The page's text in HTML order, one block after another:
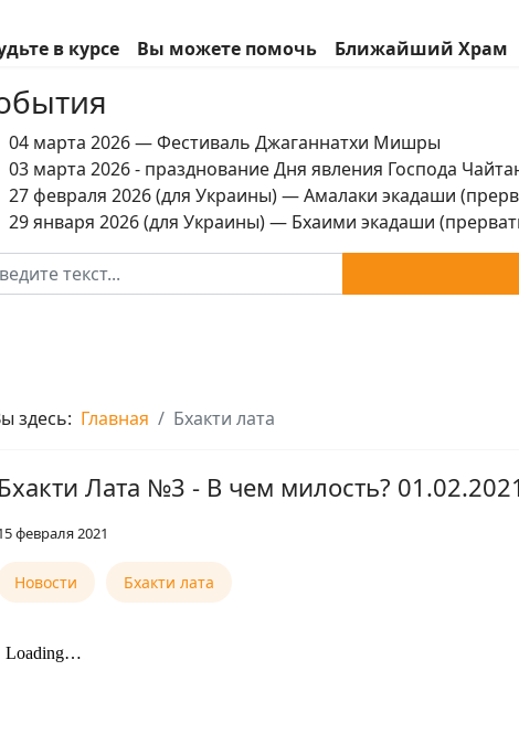
в курсе Вы можете помочь Ближайший Храм
04 марта 2026 — Фестиваль Джаганнатхи Мишры
03 марта 2026 - празднование Дня явления Господа
27 февраля 2026 (для Украины) — Амалаки экадаши
29 января 2026 (для Украины) — Бхаими экадаши
здесь: Главная Бхакти лата
Бхакти Лата №3 - В чем милость? 01.02.2021
февраля 2021
Новости Бхакти лата